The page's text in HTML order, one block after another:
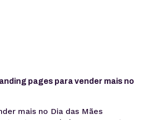
pages para vender mais no
mais no Dia das Mães